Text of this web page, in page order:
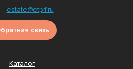
estate@etprf.ru
связь
Каталог